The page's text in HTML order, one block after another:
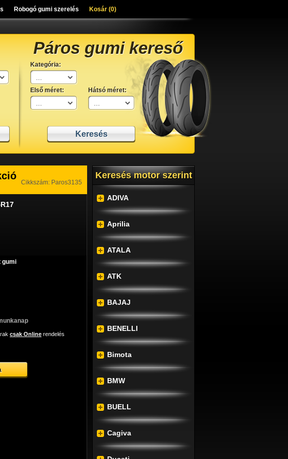
Robogó gumi szerelés Kosár (0)
Páros gumi kereső
Kategória:
Első méret: Hátsó méret:
Cikkszám: Paros3135
gumi
csak Online rendelés
Keresés motor szerint
ADIVA
Aprilia
ATALA
ATK
BAJAJ
BENELLI
Bimota
BMW
BUELL
Cagiva